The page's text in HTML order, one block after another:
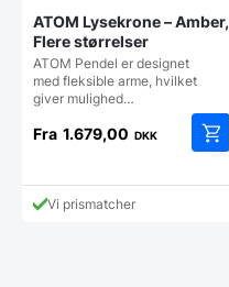
ATOM Lysekrone – Amber,
Flere størrelser
​ATOM Pendel er designet
med fleksible arme, hvilket
giver mulighed…
Fra 1.679,00 DKK
vare
Vi prismatcher